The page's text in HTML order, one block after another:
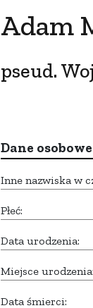
Adam
pseud.
Dane osobowe
Inne nazwiska w
Płeć:
Data urodzenia:
Miejsce urodzenia:
Data śmierci: